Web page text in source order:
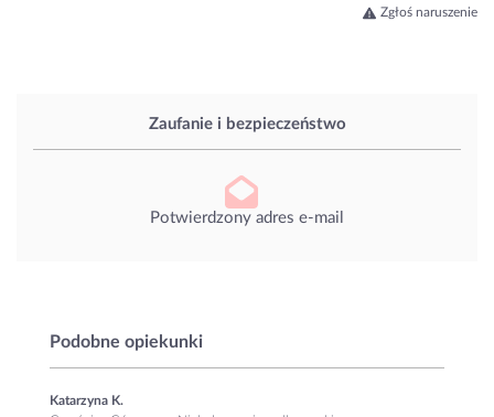
Zaufanie i bezpieczeństwo
Potwierdzony adres e-mail
Podobne opiekunki
Katarzyna K.
Zgłoś naruszenie